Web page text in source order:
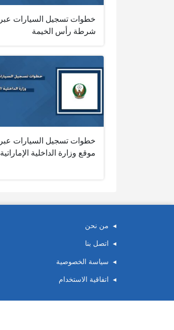
خطوات تسجيل السيارات عبر
شرطة رأس الخيمة
خطوات تسجيل السيارات عبر
موقع وزارة الداخلية الإماراتية
من نحن
اتصل بنا
سياسة الخصوصية
اتفاقية الاستخدام